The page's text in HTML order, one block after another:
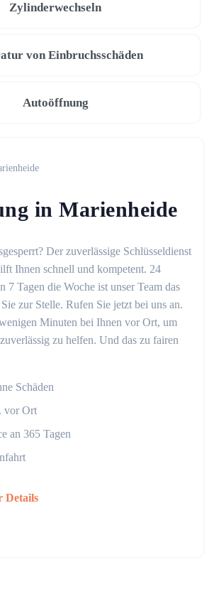
Zylinderwechseln
von Einbruchsschäden
Autoöffnung
in Marienheide
Der zuverlässige Schlüsseldienst
Ihnen schnell und kompetent. 24
7 Tagen die Woche ist unser Team das
zur Stelle. Rufen Sie jetzt bei uns an.
Minuten bei Ihnen vor Ort, um
zu helfen. Und das zu fairen
Schäden
vor Ort
an 365 Tagen
Details